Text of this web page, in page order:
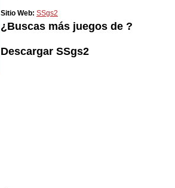
Sitio Web: SSgs2
¿Buscas más juegos de ?
Descargar SSgs2